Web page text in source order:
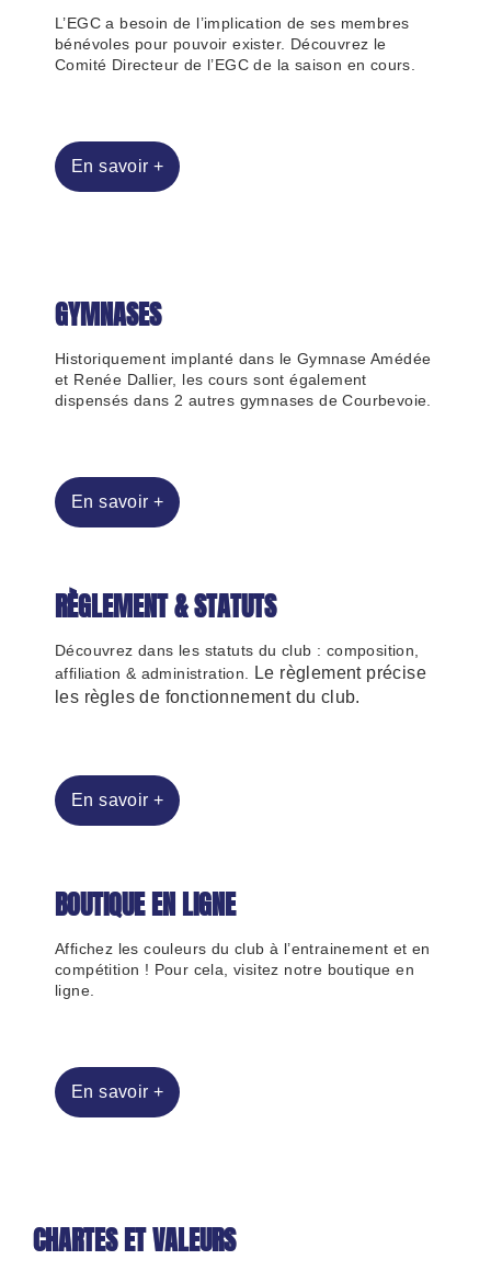
L’EGC a besoin de l’implication de ses membres
bénévoles pour pouvoir exister. Découvrez le
Comité Directeur de l’EGC de la saison en cours.
En savoir +
GYMNASES
Historiquement implanté dans le Gymnase Amédée
et Renée Dallier, les cours sont également
dispensés dans 2 autres gymnases de Courbevoie.
En savoir +
RÈGLEMENT & STATUTS
Découvrez dans les statuts du club : composition,
affiliation & administration.
Le règlement précise
les règles de fonctionnement du club.
En savoir +
BOUTIQUE EN LIGNE
Affichez les couleurs du club à l’entrainement et en
compétition ! Pour cela, visitez notre boutique en
ligne.
En savoir +
CHARTES ET VALEURS